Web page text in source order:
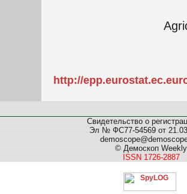
http://
Свидетельство о
Эл № ФС77-54569 от
© Демоскоп Weekly
ISSN 1726-2887